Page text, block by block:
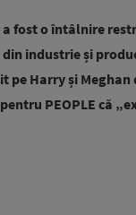
a fost o întâlnire
industrie și
pe Harry și
PEOPLE că